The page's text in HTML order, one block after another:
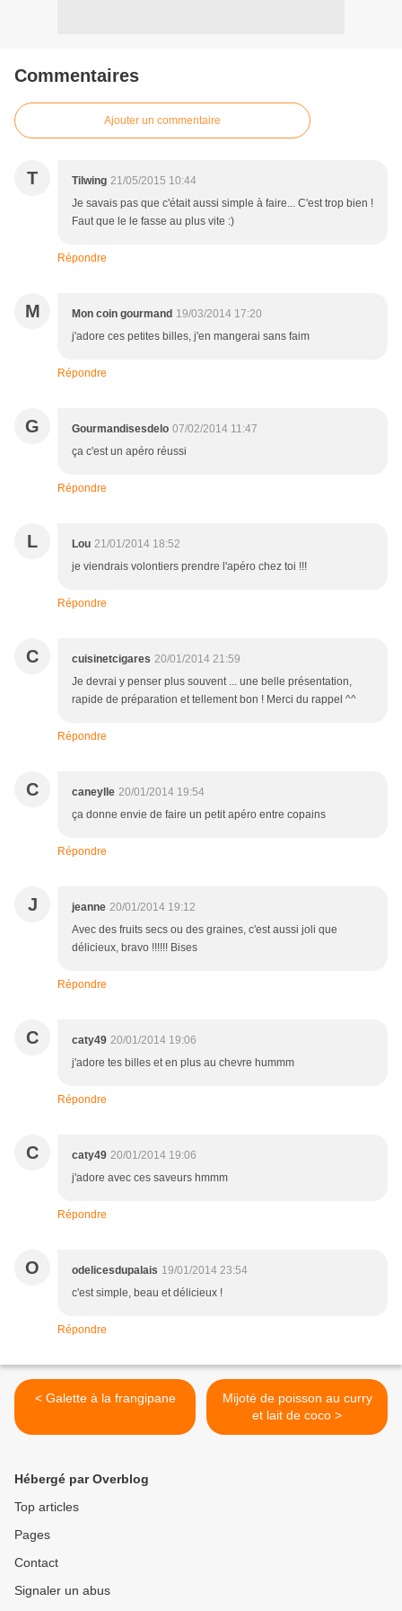
Commentaires
Ajouter un commentaire
T Tilwing 21/05/2015 10:44
Je savais pas que c'était aussi simple à faire... C'est trop bien !
Faut que le le fasse au plus vite :)
Répondre
M Mon coin gourmand 19/03/2014 17:20
j'adore ces petites billes, j'en mangerai sans faim
Répondre
G Gourmandisesdelo 07/02/2014 11:47
ça c'est un apéro réussi
Répondre
L Lou 21/01/2014 18:52
je viendrais volontiers prendre l'apéro chez toi !!!
Répondre
C cuisinetcigares 20/01/2014 21:59
Je devrai y penser plus souvent ... une belle présentation,
rapide de préparation et tellement bon ! Merci du rappel ^^
Répondre
C caneylle 20/01/2014 19:54
ça donne envie de faire un petit apéro entre copains
Répondre
J jeanne 20/01/2014 19:12
Avec des fruits secs ou des graines, c'est aussi joli que
délicieux, bravo !!!!!! Bises
Répondre
C caty49 20/01/2014 19:06
j'adore tes billes et en plus au chevre hummm
Répondre
C caty49 20/01/2014 19:06
j'adore avec ces saveurs hmmm
Répondre
O odelicesdupalais 19/01/2014 23:54
c'est simple, beau et délicieux !
Répondre
< Galette à la frangipane
Mijoté de poisson au curry
et lait de coco >
Hébergé par Overblog
Top articles
Pages
Contact
Signaler un abus